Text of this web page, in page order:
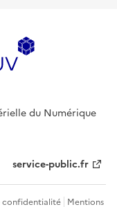
du Numérique
service-public.fr
confidentialité Mentions